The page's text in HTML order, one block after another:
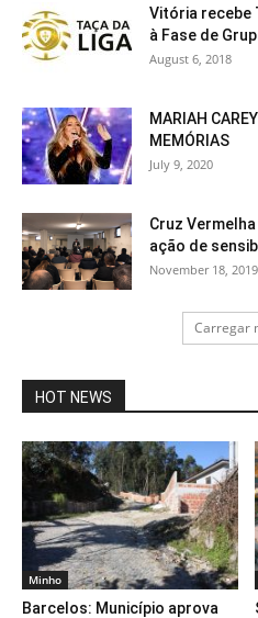
Vitória recebe
à Fase de
August 6, 2018
MARIAH
MEMÓRIAS
July 9, 2020
Cruz
ação de
November 18, 2019
Carregar
HOT NEWS
Minho
Barcelos: Município aprova